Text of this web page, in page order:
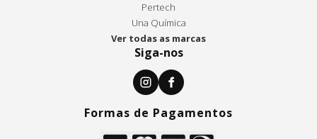
Pertech
Una Química
Ver todas as marcas
Siga-nos
Formas de Pagamentos